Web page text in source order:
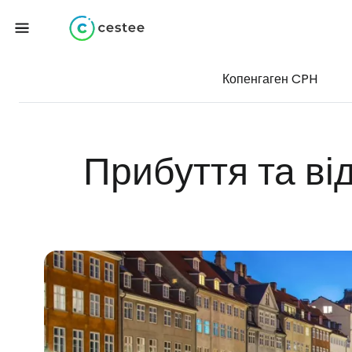
Копенгаген CPH
Прибуття та